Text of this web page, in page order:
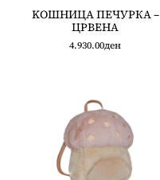
KOШНИЦА ПЕЧУРКА –
ЦРВЕНА
4.930.00ден